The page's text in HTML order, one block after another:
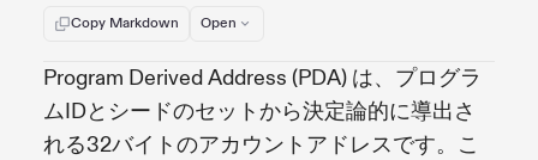
Copy Markdown Open
Program Derived Address (PDA) は、プログラ
ムIDとシードのセットから決定論的に導出さ
れる32バイトのアカウントアドレスです。こ